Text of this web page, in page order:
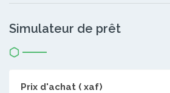
Simulateur de prêt
Prix d'achat ( xaf)